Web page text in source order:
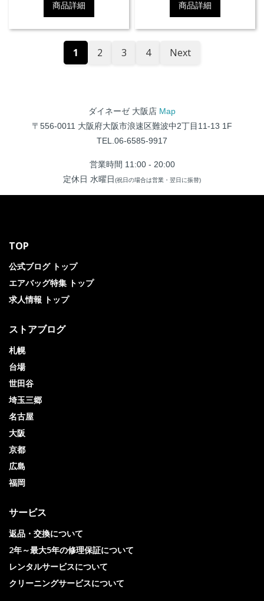
商品詳細 商品詳細
1 2 3 4 Next
ダイネーゼ 大阪店 Map
〒556-0011 大阪府大阪市浪速区難波中2丁目11-13 1F
TEL.06-6585-9917
営業時間 11:00 - 20:00
定休日 水曜日(祝日の場合は営業・翌日に振替)
TOP
公式ブログ トップ
エアバッグ特集 トップ
求人情報 トップ
ストアブログ
札幌
台場
世田谷
埼玉三郷
名古屋
大阪
京都
広島
福岡
サービス
返品・交換について
2年～最大5年の修理保証について
レンタルサービスについて
クリーニングサービスについて